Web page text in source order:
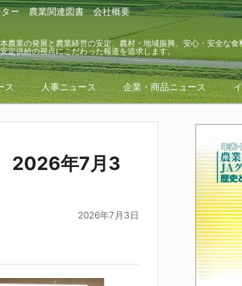
ー 農業関連図書 会社概要
農業の発展と農業経営の安定、農村・地域振興、安心・安全な食
定供給の視点にこだわった報道を追求します。
ス 人事ニュース 企業・商品ニュース
2026年7月3
2026年7月3日